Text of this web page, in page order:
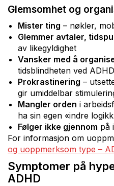
Glemsomhet og
Mister ting – nøkler,
Glemmer avtaler,
av likegyldighet
Vansker med å
tidsblindheten ved
Prokrastinering –
gir umiddelbar
Mangler orden i
ha sin egen «indre
Følger ikke gjennom på
For informasjon om
og uoppmerksom type –
Symptomer på
ADHD